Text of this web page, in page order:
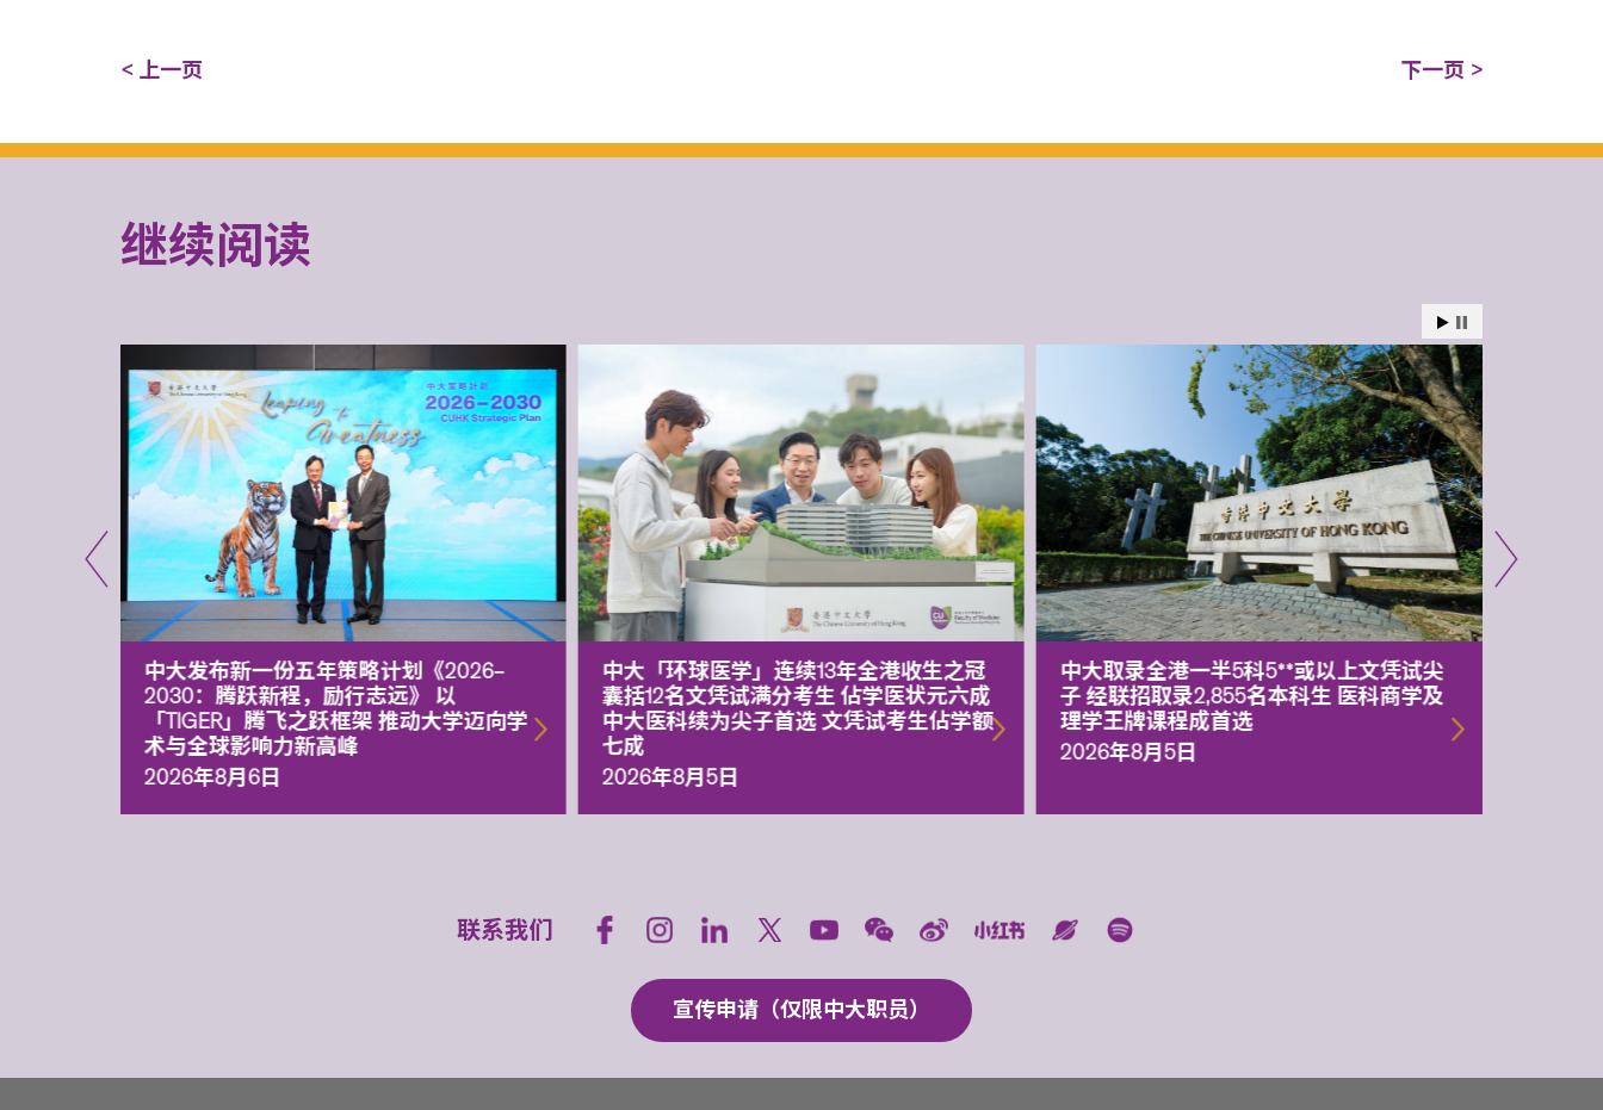
< 上一页 下一页 >
继续阅读
中大发布新一份五年策略计划《2026‒
2030：腾跃新程，励行志远》 以
「TIGER」腾飞之跃框架 推动大学迈向学
术与全球影响力新高峰
2026年8月6日
中大「环球医学」连续13年全港收生之冠
囊括12名文凭试满分考生 佔学医状元六成
中大医科续为尖子首选 文凭试考生佔学额
七成
2026年8月5日
中大取录全港一半5科5**或以上文凭试尖
子 经联招取录2,855名本科生 医科商学及
理学王牌课程成首选
2026年8月5日
联系我们
宣传申请（仅限中大职员）